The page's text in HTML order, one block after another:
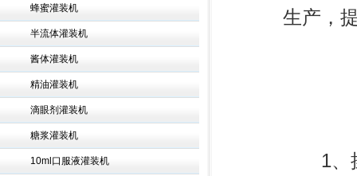
生产，
1、操
蜂蜜灌装机
半流体灌装机
酱体灌装机
精油灌装机
滴眼剂灌装机
糖浆灌装机
10ml口服液灌装机